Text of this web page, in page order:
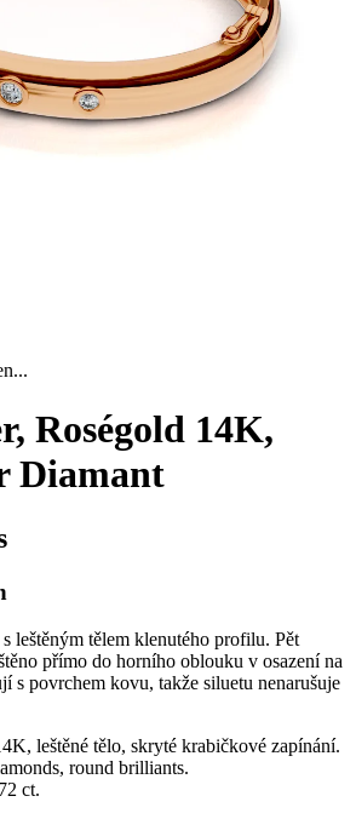
Roségold 14K,
Diamant
leštěným tělem klenutého profilu. Pět
přímo do horního oblouku v osazení na
povrchem kovu, takže siluetu nenarušuje
leštěné tělo, skryté krabičkové zapínání.
round brilliants.
ct.